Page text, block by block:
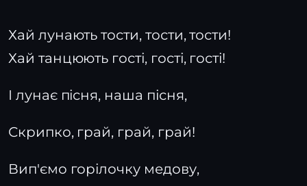
Хай лунають тости, тости, тости!
Хай танцюють гості, гості, гості!
І лунає пісня, наша пісня,
Скрипко, грай, грай, грай!
Вип'ємо горілочку медову,